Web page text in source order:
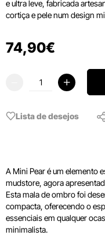
e ultra leve, fabricada
cortiça e pele num design
74,90€
Lista de desejos
A Mini Pear é um elemento
mudstore, agora
Esta mala de ombro foi
compacta, oferecendo o
essenciais em qualquer
minimalista.